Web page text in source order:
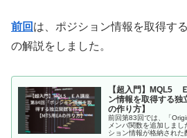
前回 は、ポジション情報を取得す
の解説をしました。
【超入門】MQL5
ン情報を取得する独
の作り方】
前回第83回では、「
メンバ関数を追加しま
ション情報が格納され